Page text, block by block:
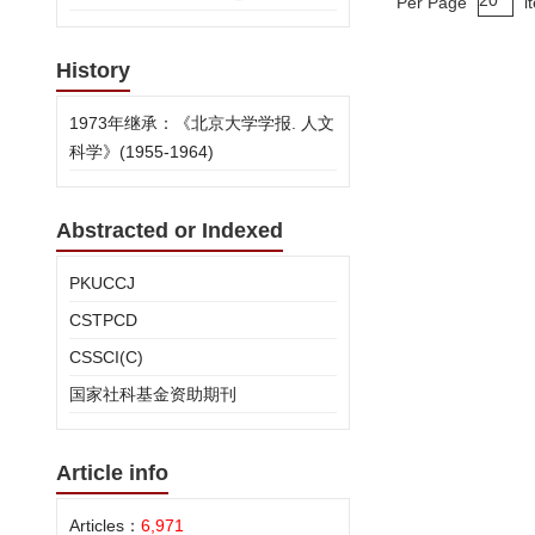
History
1973年继承：《北京大学学报. 人文
科学》(1955-1964)
Abstracted or Indexed
PKUCCJ
CSTPCD
CSSCI(C)
国家社科基金资助期刊
Article info
Articles： 6,971